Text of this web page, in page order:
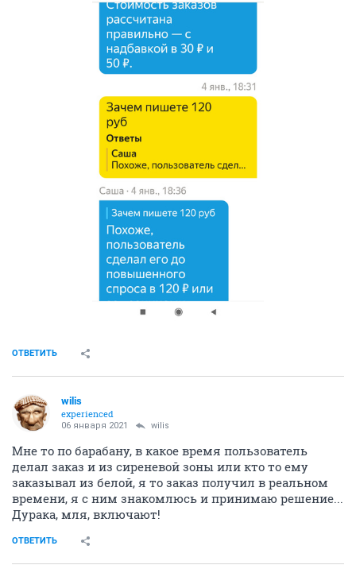
ОТВЕТИТЬ
wilis
experienced
06 января 2021 wilis
Мне то по барабану, в какое время пользователь
делал заказ и из сиреневой зоны или кто то ему
заказывал из белой, я то заказ получил в реальном
времени, я с ним знакомлюсь и принимаю решение...
Дурака, мля, включают!
ОТВЕТИТЬ